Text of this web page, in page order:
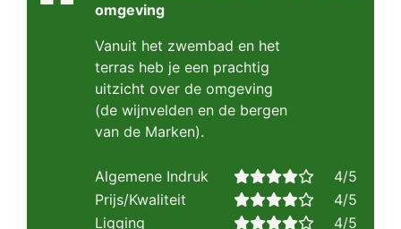
omgeving
Vanuit het zwembad en het
terras heb je een prachtig
uitzicht over de omgeving
(de wijnvelden en de bergen
van de Marken).
Algemene Indruk
4/5
Prijs/Kwaliteit
4/5
Ligging
4/5